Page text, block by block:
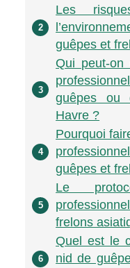
2
Les
guêpes et
3
Qui peut-on
guêpes ou
Havre ?
4
Pourquoi
guêpes et
5
Le
frelons
6
Quel est le
nid de